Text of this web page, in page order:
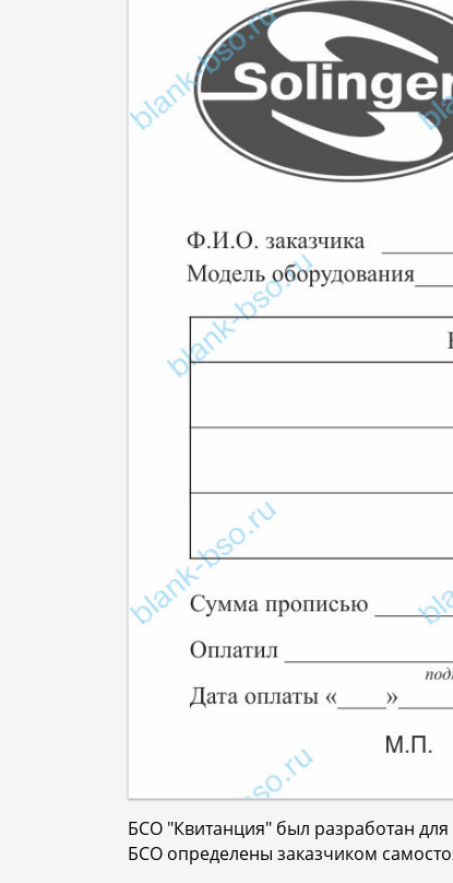
БСО "Квитанция" был разработан
БСО определены заказчиком